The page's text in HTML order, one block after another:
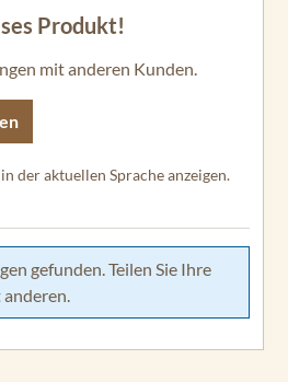
von 0 von 5 Sternen
Produkt!
mit anderen Kunden.
der aktuellen Sprache anzeigen.
gefunden. Teilen Sie Ihre